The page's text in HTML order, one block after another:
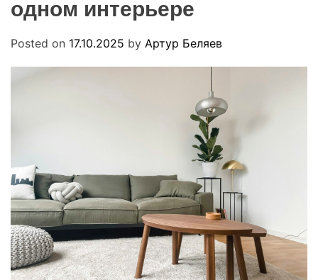
u
одном интерьере
Posted on 17.10.2025 by Артур Беляев